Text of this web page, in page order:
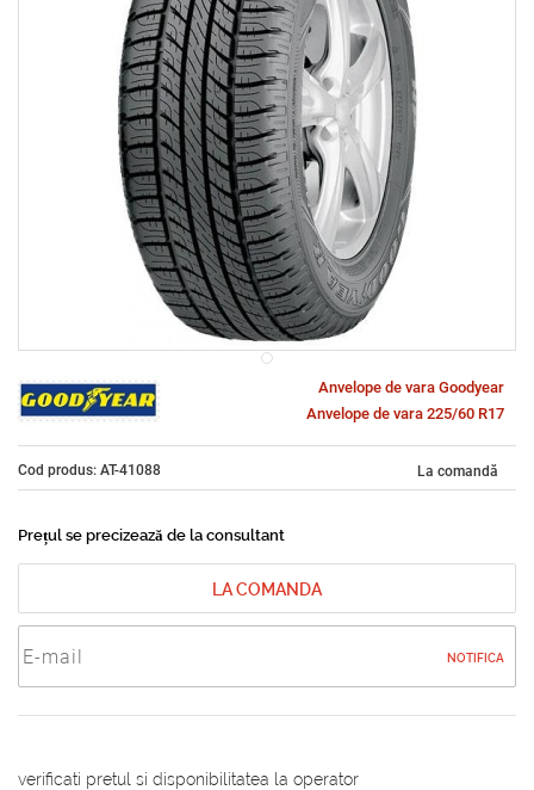
Anvelope de vara Goodyear
Anvelope de vara 225/60 R17
Cod produs: AT-41088 La comandă
Prețul se precizează de la consultant
LA COMANDA
NOTIFICA
verificati pretul si disponibilitatea la operator